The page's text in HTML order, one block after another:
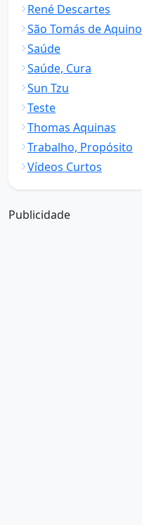
René Descartes
São Tomás de Aquino
Saúde
Saúde, Cura
Sun Tzu
Teste
Thomas Aquinas
Trabalho, Propósito
Vídeos Curtos
Publicidade